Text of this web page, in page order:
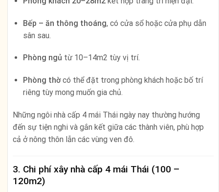
Bếp – ăn thông thoáng, có cửa sổ hoặc cửa phụ dẫn
sân sau.
Phòng ngủ từ 10–14m2 tùy vị trí.
Phòng thờcó thể đặt trong phòng khách hoặc bố trí
riêng tùy mong muốn gia chủ.
Những ngôi nhà cấp 4 mái Thái ngày nay thường hướng
đến sự tiện nghi và gắn kết giữa các thành viên, phù hợp
cả ở nông thôn lẫn các vùng ven đô.
3. Chi phí xây nhà cấp 4 mái Thái (100 –
120m2)